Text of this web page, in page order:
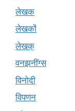
लेखक
लेखकों
लेखक्
वनझनींग्स
विनोदी
विपणन